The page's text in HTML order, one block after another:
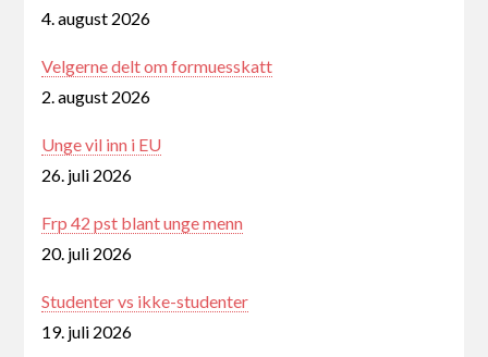
4. august 2026
Velgerne delt om formuesskatt
2. august 2026
Unge vil inn i EU
26. juli 2026
Frp 42 pst blant unge menn
20. juli 2026
Studenter vs ikke-studenter
19. juli 2026